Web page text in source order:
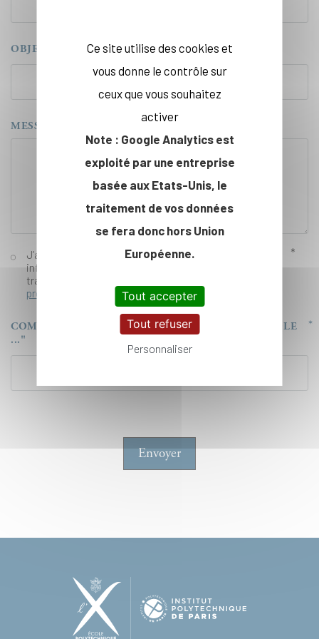
OBJET
MESSAGE
J’autorise l'école polytechnique à collecter les
informations saisies dans ce formulaire pour le
traitement de ma demande.
protection des données
COMPLÉTEZ LE NOM DE L'ÉTABLISSEMENT "ECOLE
..."
Ce site utilise des cookies et
vous donne le contrôle sur
ceux que vous souhaitez
activer
Note : Google Analytics est
exploité par une entreprise
basée aux Etats-Unis, le
traitement de vos données
se fera donc hors Union
Européenne.
Tout accepter
Tout refuser
Personnaliser